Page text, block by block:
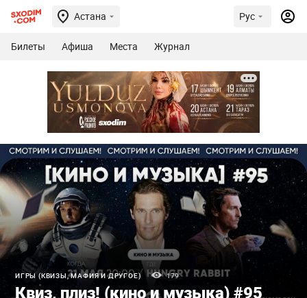
Астана Рус
Билеты Афиша Места Журнал
ИГРЫ (КВИЗЫ, МАФИЯ И ДРУГОЕ) 179
Квиз, плиз! (кино и музыка) #95